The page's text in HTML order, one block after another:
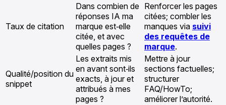
Taux de citation
Dans combien de
réponses IA ma
marque est‑elle
citée, et avec
quelles pages ?
Renforcer les pages
citées; combler les
manques via suivi
des requêtes de
marque.
Qualité/position du
snippet
Les extraits mis
en avant sont‑ils
exacts, à jour et
attribués à mes
pages ?
Mettre à jour
sections factuelles;
structurer
FAQ/HowTo;
améliorer l’autorité.